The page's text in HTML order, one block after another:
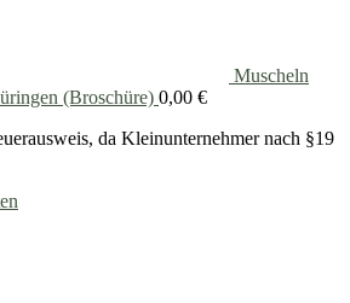
Muscheln
(Broschüre) 0,00 €
da Kleinunternehmer nach §19